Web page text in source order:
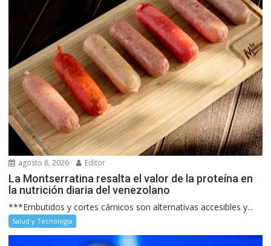
agosto 8, 2026 Editor
La Montserratina resalta el valor de la proteína en
la nutrición diaria del venezolano
***Embutidos y cortes cárnicos son alternativas accesibles y...
Salud y Tecnología